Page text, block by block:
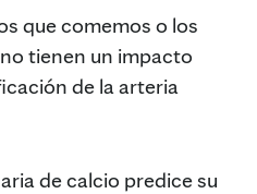
que comemos o los
tienen un impacto
de la arteria
de calcio predice su